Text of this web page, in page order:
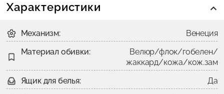
Характеристики
Механизм:
Венеция
Материал обивки:
Велюр/флок/гобелен/
жаккард/кожа/кож.зам
Ящик для белья:
Да